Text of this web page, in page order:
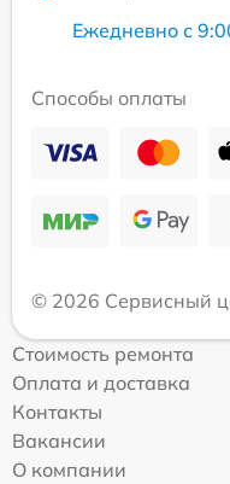
Ежедневно с
Способы оплаты
© 2026 Сервисный
Стоимость ремонта
Оплата и доставка
Контакты
Вакансии
О компании